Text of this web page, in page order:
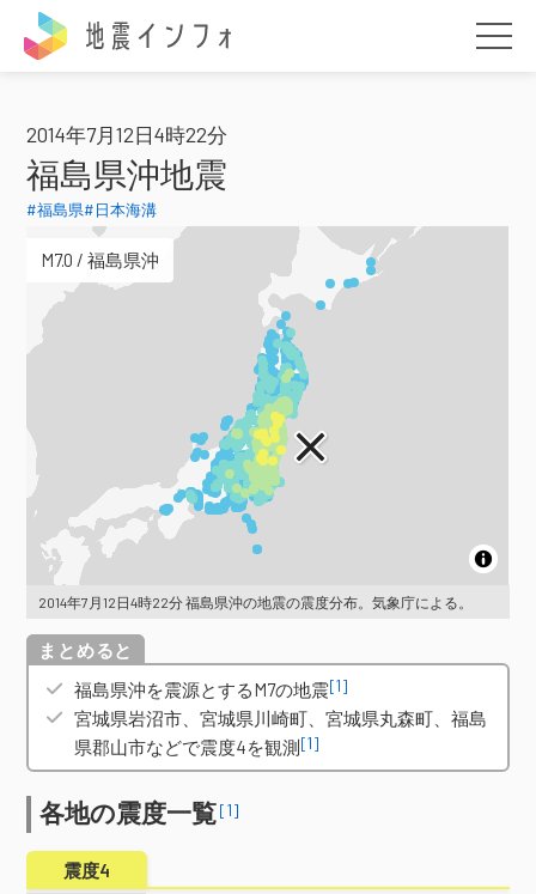
2014年7月12日4時22分
福島県沖地震
#福島県#日本海溝
M7.0 / 福島県沖
2014年7月12日4時22分 福島県沖の地震の震度分布。気象庁による。
概要
福島県沖を震源とするM7の地震[1]
宮城県岩沼市、宮城県川崎町、宮城県丸森町、福島
県郡山市などで震度4を観測[1]
各地の震度一覧[1]
震度4